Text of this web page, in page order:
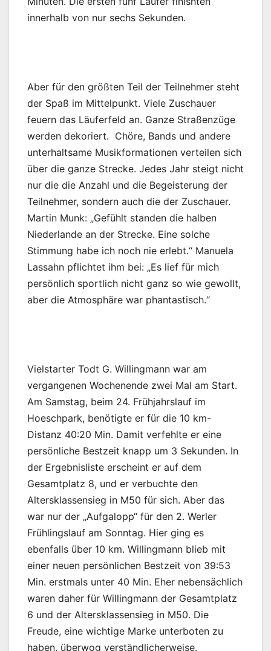
innerhalb von nur sechs Sekunden.
Aber für den größten Teil der Teilnehmer steht
der Spaß im Mittelpunkt. Viele Zuschauer
feuern das Läuferfeld an. Ganze Straßenzüge
werden dekoriert. Chöre, Bands und andere
unterhaltsame Musikformationen verteilen sich
über die ganze Strecke. Jedes Jahr steigt nicht
nur die die Anzahl und die Begeisterung der
Teilnehmer, sondern auch die der Zuschauer.
Martin Munk: „Gefühlt standen die halben
Niederlande an der Strecke. Eine solche
Stimmung habe ich noch nie erlebt.“ Manuela
Lassahn pflichtet ihm bei: „Es lief für mich
persönlich sportlich nicht ganz so wie gewollt,
aber die Atmosphäre war phantastisch.“
Vielstarter Todt G. Willingmann war am
vergangenen Wochenende zwei Mal am Start.
Am Samstag, beim 24. Frühjahrslauf im
Hoeschpark, benötigte er für die 10 km-
Distanz 40:20 Min. Damit verfehlte er eine
persönliche Bestzeit knapp um 3 Sekunden. In
der Ergebnisliste erscheint er auf dem
Gesamtplatz 8, und er verbuchte den
Altersklassensieg in M50 für sich. Aber das
war nur der „Aufgalopp“ für den 2. Werler
Frühlingslauf am Sonntag. Hier ging es
ebenfalls über 10 km. Willingmann blieb mit
einer neuen persönlichen Bestzeit von 39:53
Min. erstmals unter 40 Min. Eher nebensächlich
waren daher für Willingmann der Gesamtplatz
6 und der Altersklassensieg in M50. Die
Freude, eine wichtige Marke unterboten zu
haben, überwog verständlicherweise.